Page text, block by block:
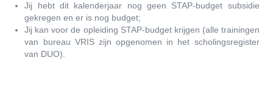
Jij hebt dit kalenderjaar nog geen STAP-budget subsidie
gekregen en er is nog budget;
Jij kan voor de opleiding STAP-budget krijgen (alle trainingen
van bureau VRIS zijn opgenomen in het scholingsregister
van DUO).